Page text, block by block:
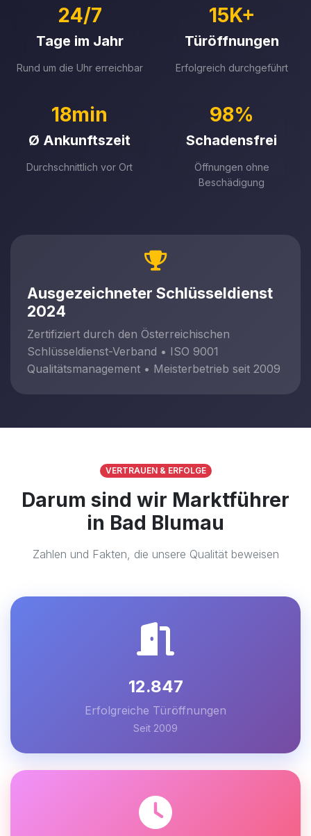
24/7
Tage im Jahr
Rund um die Uhr erreichbar
15K+
Türöffnungen
Erfolgreich durchgeführt
18min
Ø Ankunftszeit
Durchschnittlich vor Ort
98%
Schadensfrei
Öffnungen ohne
Beschädigung
Ausgezeichneter Schlüsseldienst
2024
Zertifiziert durch den Österreichischen
Schlüsseldienst-Verband • ISO 9001
Qualitätsmanagement • Meisterbetrieb seit 2009
VERTRAUEN & ERFOLGE
Darum sind wir Marktführer
in Bad Blumau
Zahlen und Fakten, die unsere Qualität beweisen
12.847
Erfolgreiche Türöffnungen
Seit 2009